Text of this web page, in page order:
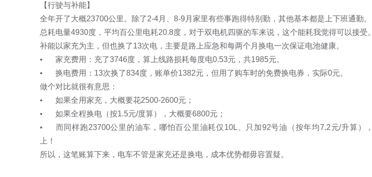
【行驶与补能】
全年开了大概23700公里。除了2-4月、8-9月家里有些事跑得特别勤，其他基本都是上下班通勤。
总耗电量4930度，平均百公里电耗20.8度，对于双电机四驱的车来说，这个能耗我觉得可以接受。
补能以家充为主，但也换了13次电，主要是路上应急和每两个月换电一次保证电池健康。
•	家充费用：充了3746度，算上线路损耗每度电0.53元，共1985元。
•	换电费用：13次换了834度，账单价1382元，但用了购车时的免费换电券，实际0元。
做个对比就很有意思：
•	如果全用家充，大概要花2500-2600元；
•	如果全程换电（按1.5元/度算），大概要6800元；
•	而同样跑23700公里的油车，哪怕百公里油耗仅10L、只加92号油（按年均7.2元/升算），也得17000元以
上！
所以，这笔账算下来，电车不管是家充还是换电，成本优势都毋容置疑。